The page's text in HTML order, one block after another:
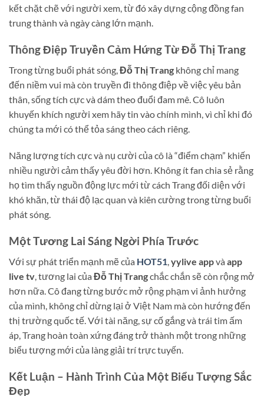
kết chặt chẽ với người xem, từ đó xây dựng cộng đồng fan
trung thành và ngày càng lớn mạnh.
Thông Điệp Truyền Cảm Hứng Từ Đỗ Thị Trang
Trong từng buổi phát sóng, Đỗ Thị Trang không chỉ mang
đến niềm vui mà còn truyền đi thông điệp về việc yêu bản
thân, sống tích cực và dám theo đuổi đam mê. Cô luôn
khuyến khích người xem hãy tin vào chính mình, vì chỉ khi đó
chúng ta mới có thể tỏa sáng theo cách riêng.
Năng lượng tích cực và nụ cười của cô là “điểm chạm” khiến
nhiều người cảm thấy yêu đời hơn. Không ít fan chia sẻ rằng
họ tìm thấy nguồn động lực mới từ cách Trang đối diện với
khó khăn, từ thái độ lạc quan và kiên cường trong từng buổi
phát sóng.
Một Tương Lai Sáng Ngời Phía Trước
Với sự phát triển mạnh mẽ của HOT51 yylive appvà app
live tv , tương lai của Đỗ Thị Trangchắc chắn sẽ còn rộng mở
hơn nữa. Cô đang từng bước mở rộng phạm vi ảnh hưởng
của mình, không chỉ dừng lại ở Việt Nam mà còn hướng đến
thị trường quốc tế. Với tài năng, sự cố gắng và trái tim ấm
áp, Trang hoàn toàn xứng đáng trở thành một trong những
biểu tượng mới của làng giải trí trực tuyến.
Kết Luận – Hành Trình Của Một Biểu Tượng Sắc
Đẹp